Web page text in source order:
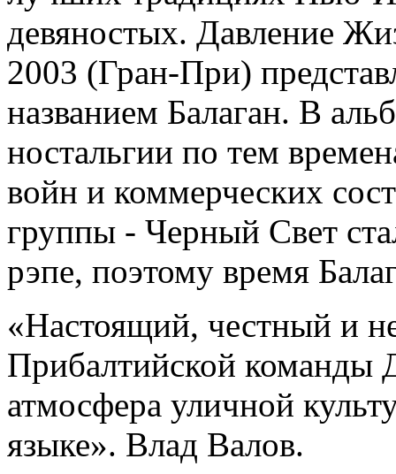
девяностых. Давление
2003 (Гран-При)
названием Балаган. В
ностальгии по тем
войн и коммерческих
группы - Черный Свет
рэпе, поэтому время
«Настоящий, честный и
Прибалтийской команды
атмосфера уличной
языке». Влад Валов.